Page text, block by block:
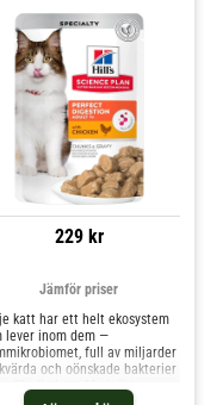
229 kr
Jämför priser
katt har ett helt ekosystem
lever inom dem —
full av miljarder
och oönskade bakterier